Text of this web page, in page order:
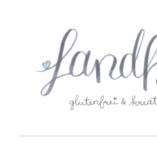
springen
Zöliakie, glutenfreie Ernährung